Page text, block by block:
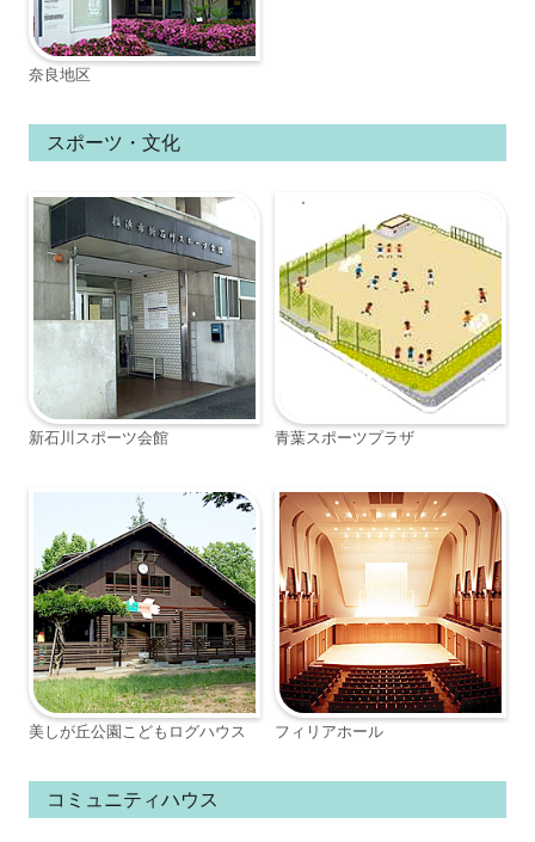
奈良地区
スポーツ・文化
新石川スポーツ会館 青葉スポーツプラザ
美しが丘公園こどもログハウス フィリアホール
コミュニティハウス